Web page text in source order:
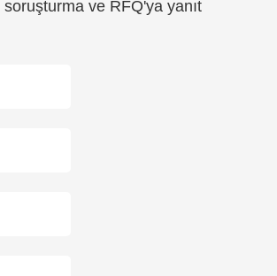
ve RFQ'ya yanıt